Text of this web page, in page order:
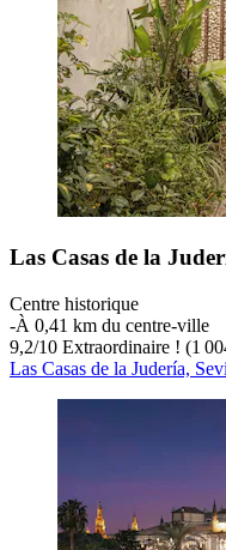
Las Casas de la
Centre historique
‐À 0,41 km du centre-ville
9,2/10 Extraordinaire ! (1
Las Casas de la Judería,